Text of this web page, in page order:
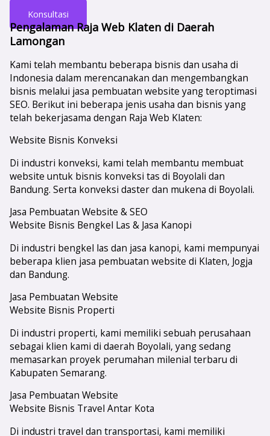
Konsultasi
Pengalaman Raja Web Klaten di Daerah
Lamongan
Kami telah membantu beberapa bisnis dan usaha di
Indonesia dalam merencanakan dan mengembangkan
bisnis melalui jasa pembuatan website yang teroptimasi
SEO. Berikut ini beberapa jenis usaha dan bisnis yang
telah bekerjasama dengan Raja Web Klaten:
Website Bisnis Konveksi
Di industri konveksi, kami telah membantu membuat
website untuk bisnis konveksi tas di Boyolali dan
Bandung. Serta konveksi daster dan mukena di Boyolali.
Jasa Pembuatan Website & SEO
Website Bisnis Bengkel Las & Jasa Kanopi
Di industri bengkel las dan jasa kanopi, kami mempunyai
beberapa klien jasa pembuatan website di Klaten, Jogja
dan Bandung.
Jasa Pembuatan Website
Website Bisnis Properti
Di industri properti, kami memiliki sebuah perusahaan
sebagai klien kami di daerah Boyolali, yang sedang
memasarkan proyek perumahan milenial terbaru di
Kabupaten Semarang.
Jasa Pembuatan Website
Website Bisnis Travel Antar Kota
Di industri travel dan transportasi, kami memiliki